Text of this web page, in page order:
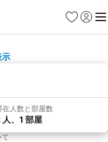
お気に入り
ログイ
メ
在人数と部屋数
人、1 部屋
て